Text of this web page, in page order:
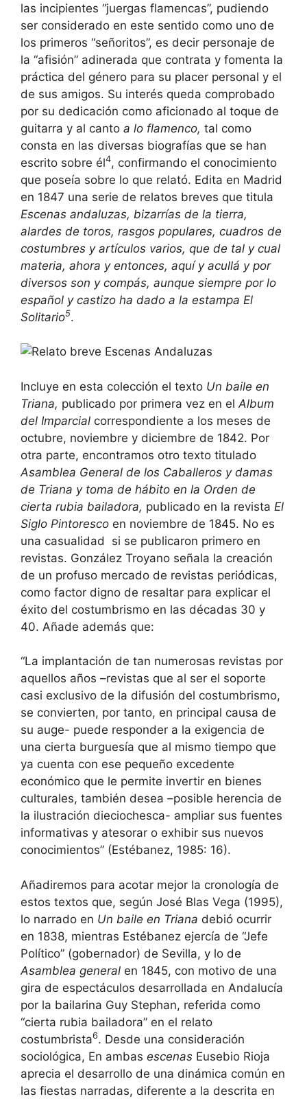
las incipientes “juergas flamencas”, pudiendo
ser considerado en este sentido como uno de
los primeros “señoritos”, es decir personaje de
la “afisión” adinerada que contrata y fomenta la
práctica del género para su placer personal y el
de sus amigos. Su interés queda comprobado
por su dedicación como aficionado al toque de
guitarra y al canto a lo flamenco, tal como
consta en las diversas biografías que se han
escrito sobre él4, confirmando el conocimiento
que poseía sobre lo que relató. Edita en Madrid
en 1847 una serie de relatos breves que titula
Escenas andaluzas, bizarrías de la tierra,
alardes de toros, rasgos populares, cuadros de
costumbres y artículos varios, que de tal y cual
materia, ahora y entonces, aquí y acullá y por
diversos son y compás, aunque siempre por lo
español y castizo ha dado a la estampa El
Solitario5.
Incluye en esta colección el texto Un baile en
Triana, publicado por primera vez en el Album
del Imparcial correspondiente a los meses de
octubre, noviembre y diciembre de 1842. Por
otra parte, encontramos otro texto titulado
Asamblea General de los Caballeros y damas
de Triana y toma de hábito en la Orden de
cierta rubia bailadora, publicado en la revista El
Siglo Pintoresco en noviembre de 1845. No es
una casualidad si se publicaron primero en
revistas. González Troyano señala la creación
de un profuso mercado de revistas periódicas,
como factor digno de resaltar para explicar el
éxito del costumbrismo en las décadas 30 y
40. Añade además que:
“La implantación de tan numerosas revistas por
aquellos años –revistas que al ser el soporte
casi exclusivo de la difusión del costumbrismo,
se convierten, por tanto, en principal causa de
su auge- puede responder a la exigencia de
una cierta burguesía que al mismo tiempo que
ya cuenta con ese pequeño excedente
económico que le permite invertir en bienes
culturales, también desea –posible herencia de
la ilustración dieciochesca- ampliar sus fuentes
informativas y atesorar o exhibir sus nuevos
conocimientos” (Estébanez, 1985: 16).
Añadiremos para acotar mejor la cronología de
estos textos que, según José Blas Vega (1995),
lo narrado en Un baile en Triana debió ocurrir
en 1838, mientras Estébanez ejercía de “Jefe
Político” (gobernador) de Sevilla, y lo de
Asamblea general en 1845, con motivo de una
gira de espectáculos desarrollada en Andalucía
por la bailarina Guy Stephan, referida como
“cierta rubia bailadora” en el relato
costumbrista6. Desde una consideración
sociológica, En ambas escenas Eusebio Rioja
aprecia el desarrollo de una dinámica común en
las fiestas narradas, diferente a la descrita en